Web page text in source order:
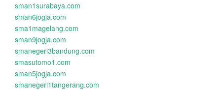
sman1surabaya.com
sman6jogja.com
sma1magelang.com
sman9jogja.com
smanegeri3bandung.com
smasutomo1.com
sman5jogja.com
smanegeri1tangerang.com